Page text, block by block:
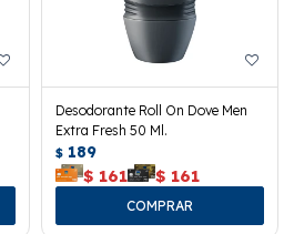
Desodorante Roll On Dove Men
Extra Fresh 50 Ml.
$ 189
$ 161 $ 161